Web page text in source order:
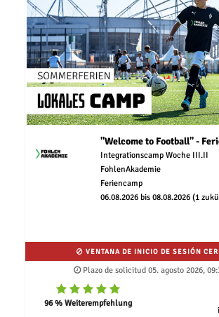
"Welcome to Football" -
Integrationscamp Woche III.II
FohlenAkademie
Feriencamp
06.08.2026 bis 08.08.2026 (1
VENTANA DE INICIO DE SESIÓN
Plazo de solicitud 05. agosto 2026,
96 % Weiterempfehlung